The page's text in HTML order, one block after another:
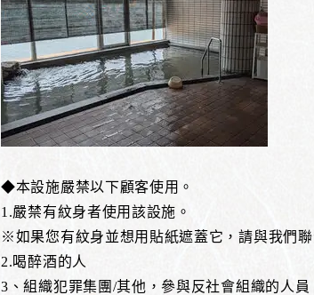
◆本設施嚴禁以下顧客使用。
1.嚴禁有紋身者使用該設施。
※如果您有紋身並想用貼紙遮蓋它，請與我們聯
2.喝醉酒的人
3、組織犯罪集團/其他，參與反社會組織的人員